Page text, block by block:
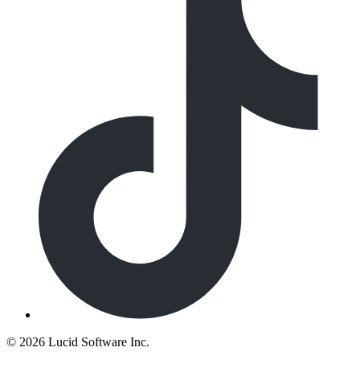
© 2026 Lucid Software Inc.